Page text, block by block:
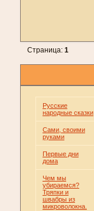
Страница: 1
Русские
народные сказки
Сами, своими
руками
Первые дни
дома
Чем мы
убираемся?
Тряпки и
швабры из
микроволокна.